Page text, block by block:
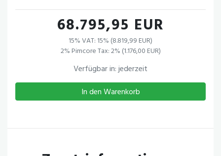
68.795,95 EUR
15% VAT: 15% (8.819,99 EUR)
2% Pimcore Tax: 2% (1.176,00 EUR)
Verfügbar in: jederzeit
In den Warenkorb